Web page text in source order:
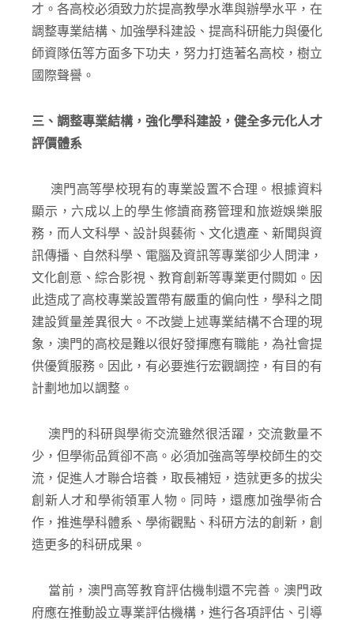
才。各高校必須致力於提高教學水準與辦學水平，在
調整專業結構、加強學科建設、提高科研能力與優化
師資隊伍等方面多下功夫，努力打造著名高校，樹立
國際聲譽。
三、調整專業結構，強化學科建設，健全多元化人才
評價體系
澳門高等學校現有的專業設置不合理。根據資料
顯示，六成以上的學生修讀商務管理和旅遊娛樂服
務，而人文科學、設計與藝術、文化遺產、新聞與資
訊傳播、自然科學、電腦及資訊等專業卻少人問津，
文化創意、綜合影視、教育創新等專業更付闕如。因
此造成了高校專業設置帶有嚴重的偏向性，學科之間
建設質量差異很大。不改變上述專業結構不合理的現
象，澳門的高校是難以很好發揮應有職能，為社會提
供優質服務。因此，有必要進行宏觀調控，有目的有
計劃地加以調整。
澳門的科研與學術交流雖然很活躍，交流數量不
少，但學術品質卻不高。必須加強高等學校師生的交
流，促進人才聯合培養，取長補短，造就更多的拔尖
創新人才和學術領軍人物。同時，還應加強學術合
作，推進學科體系、學術觀點、科研方法的創新，創
造更多的科研成果。
當前，澳門高等教育評估機制還不完善。澳門政
府應在推動設立專業評估機構，進行各項評估、引導